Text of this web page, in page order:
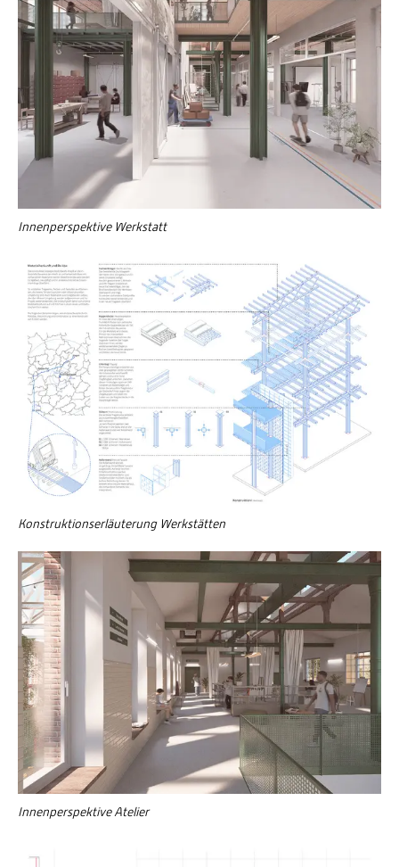
Innenperspektive Werkstatt
Konstruktionserläuterung Werkstätten
Innenperspektive Atelier